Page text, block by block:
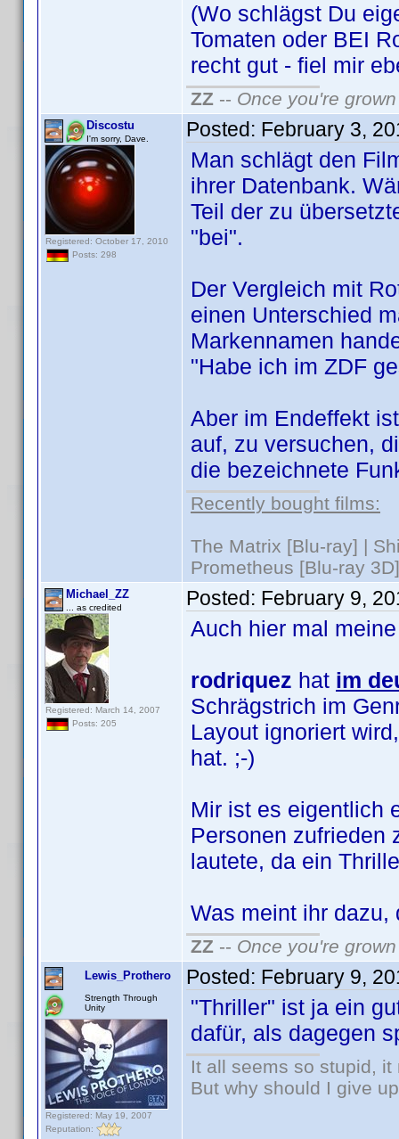
(Wo schlägst Du
Tomaten oder BEI
recht gut - fiel mir
ZZ -- Once you're
Discostu
I'm sorry, Dave.
Registered: October 17, 2010
Posts: 298
Posted: February 3,
Man schlägt den
ihrer Datenbank.
Teil der zu
"bei".
Der Vergleich mit
einen Unterschied
Markennamen
"Habe ich im ZDF
Aber im Endeffekt
auf, zu versuchen,
die bezeichnete
Recently bought films:
The Matrix [Blu-ray] |
Prometheus [Blu-ray
Michael_ZZ
... as credited
Registered: March 14, 2007
Posts: 205
Posted: February 9,
Auch hier mal
rodriquez hat im
Schrägstrich im
Layout ignoriert
hat. ;-)
Mir ist es eigentlich
Personen zufrieden
lautete, da ein
Was meint ihr dazu,
ZZ -- Once you're
Lewis_Prothero
Strength Through
Unity
Registered: May 19, 2007
Reputation:
Posted: February 9,
"Thriller" ist ja ein
dafür, als dagegen
It all seems so stupid,
But why should I give